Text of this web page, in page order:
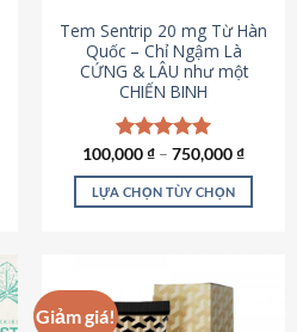
chọn
trên
trang
sản
phẩm
Tem Sentrip 20 mg Từ Hàn
Quốc – Chỉ Ngậm Là
CỨNG & LÂU như một
CHIẾN BINH
Được xếp
hạng5.00
5 sao
100,000₫ – 750,000₫
LỰA CHỌN TÙY CHỌN
có
nhiều
Giảm giá!